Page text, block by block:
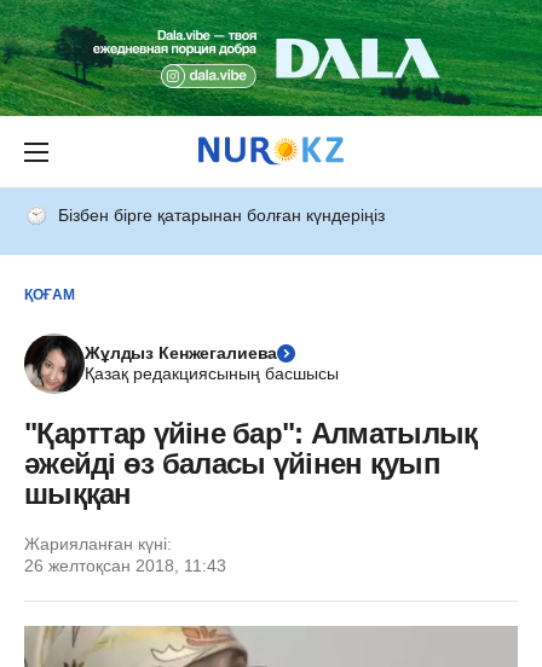
Бізбен бірге қатарынан болған күндеріңіз
ҚОҒАМ
Жұлдыз Кенжегалиева
Қазақ редакциясының басшысы
"Қарттар үйіне бар": Алматылық
әжейді өз баласы үйінен қуып
шыққан
Жарияланған күні:
26 желтоқсан 2018, 11:43